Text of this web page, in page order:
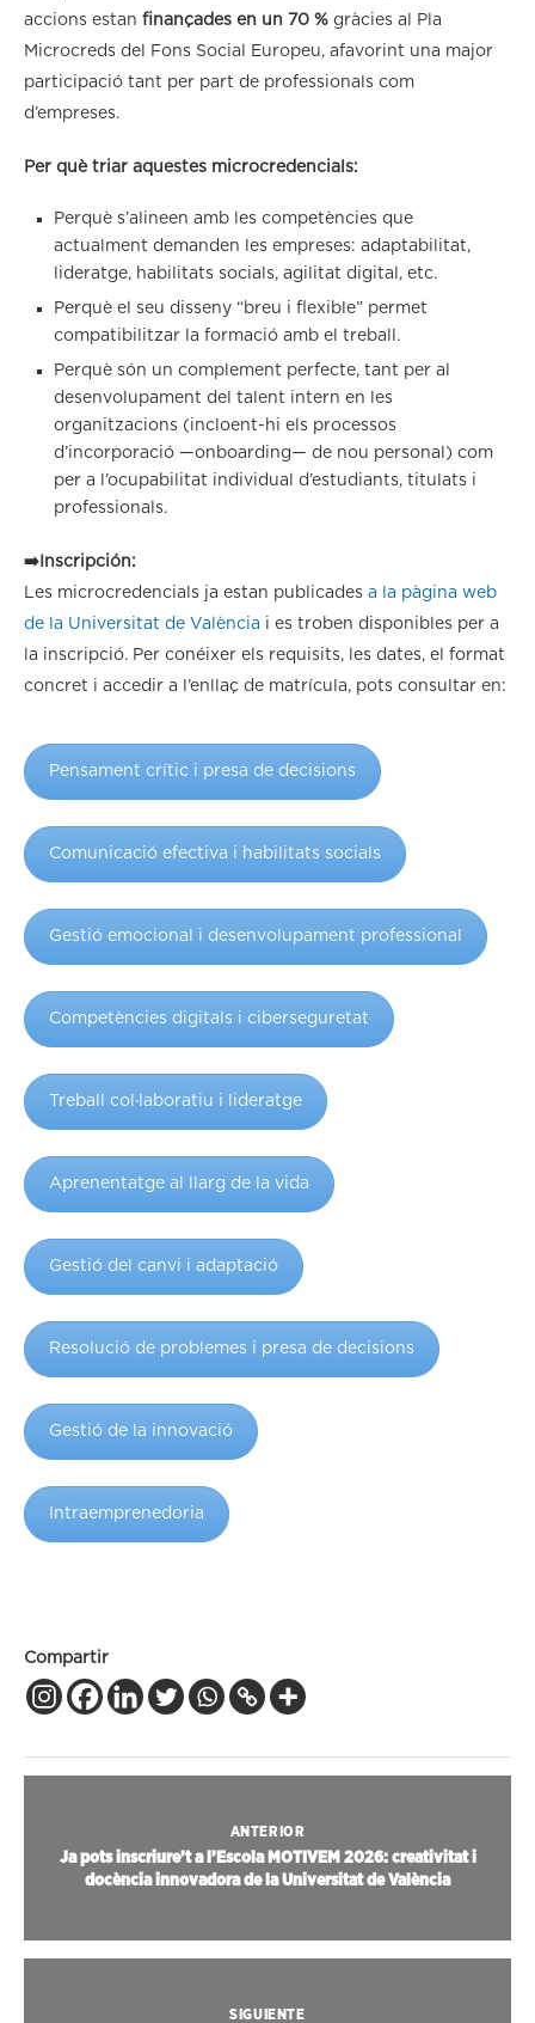
accions estan finançades en un 70 % gràcies al Pla
Microcreds del Fons Social Europeu, afavorint una major
participació tant per part de professionals com
d’empreses.
Per què triar aquestes microcredencials:
Perquè s’alineen amb les competències que
actualment demanden les empreses: adaptabilitat,
lideratge, habilitats socials, agilitat digital, etc.
Perquè el seu disseny “breu i flexible” permet
compatibilitzar la formació amb el treball.
Perquè són un complement perfecte, tant per al
desenvolupament del talent intern en les
organitzacions (incloent-hi els processos
d’incorporació —onboarding— de nou personal) com
per a l’ocupabilitat individual d’estudiants, titulats i
professionals.
➡️Inscripción:
Les microcredencials ja estan publicades a la pàgina web
de la Universitat de València i es troben disponibles per a
la inscripció. Per conéixer els requisits, les dates, el format
concret i accedir a l’enllaç de matrícula, pots consultar en:
Pensament crític i presa de decisions
Comunicació efectiva i habilitats socials
Gestió emocional i desenvolupament professional
Competències digitals i ciberseguretat
Treball col·laboratiu i lideratge
Aprenentatge al llarg de la vida
Gestió del canvi i adaptació
Resolució de problemes i presa de decisions
Gestió de la innovació
Intraemprenedoria
Compartir
ANTERIOR
Ja pots inscriure’t a l’Escola MOTIVEM 2026: creativitat i
docència innovadora de la Universitat de València
SIGUIENTE